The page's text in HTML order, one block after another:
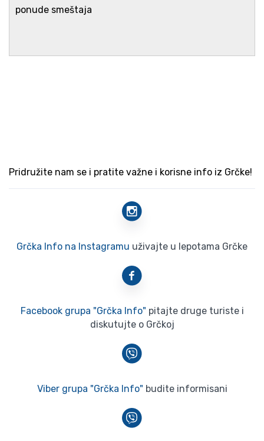
ponude smeštaja
Pridružite nam se i pratite važne i korisne info iz Grčke!
Grčka Info na Instagramu uživajte u lepotama Grčke
Facebook grupa "Grčka Info" pitajte druge turiste i
diskutujte o Grčkoj
Viber grupa "Grčka Info" budite informisani